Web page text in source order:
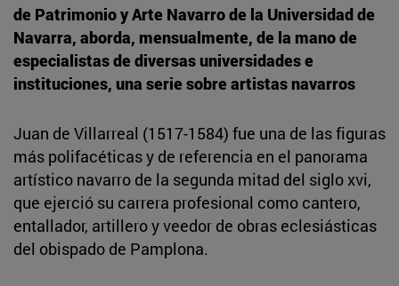
de Patrimonio y Arte Navarro de la Universidad de
Navarra, aborda, mensualmente, de la mano de
especialistas de diversas universidades e
instituciones, una serie sobre artistas navarros
Juan de Villarreal (1517-1584) fue una de las figuras
más polifacéticas y de referencia en el panorama
artístico navarro de la segunda mitad del siglo xvi,
que ejerció su carrera profesional como cantero,
entallador, artillero y veedor de obras eclesiásticas
del obispado de Pamplona.